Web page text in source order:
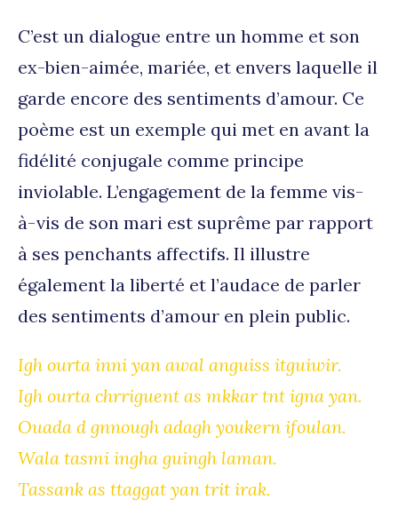
C’est un dialogue entre un homme et son
ex-bien-aimée, mariée, et envers laquelle il
garde encore des sentiments d’amour. Ce
poème est un exemple qui met en avant la
fidélité conjugale comme principe
inviolable. L’engagement de la femme vis-
à-vis de son mari est suprême par rapport
à ses penchants affectifs. Il illustre
également la liberté et l’audace de parler
des sentiments d’amour en plein public.
Igh ourta inni yan awal anguiss itguiwir.
Igh ourta chrriguent as mkkar tnt igna yan.
Ouada d gnnough adagh youkern ifoulan.
Wala tasmi ingha guingh laman.
Tassank as ttaggat yan trit irak.